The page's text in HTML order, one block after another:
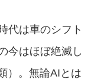
代は車のシフト
今はほぼ絶滅し
）。無論AIとは